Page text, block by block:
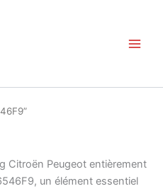
Citroën Peugeot entièrement
un élément essentiel